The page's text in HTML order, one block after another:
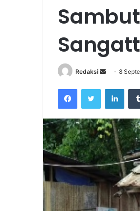
Sambut
Redaksi
Send
email
8
FacebookTwitter